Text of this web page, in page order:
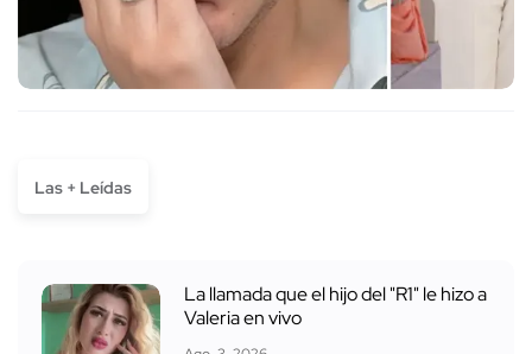
Las + Leídas
La llamada que el hijo del "R1" le hizo a
Valeria en vivo